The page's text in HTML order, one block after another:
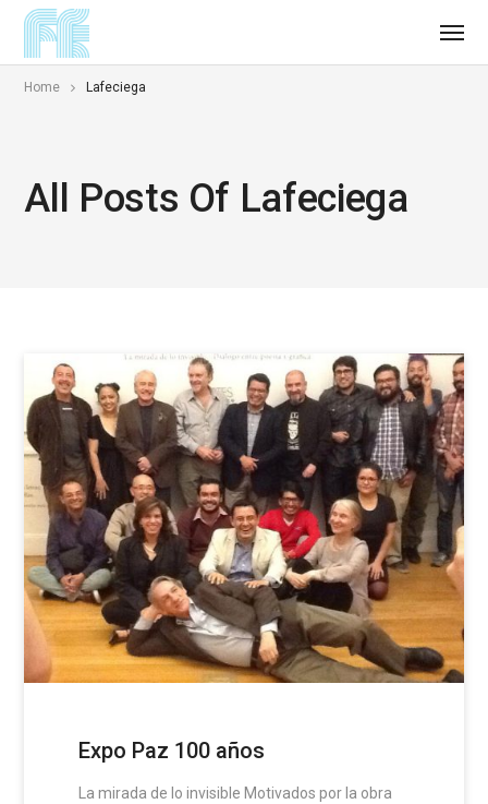
Home Lafeciega
All Posts Of Lafeciega
Expo Paz 100 años
La mirada de lo invisible Motivados por la obra